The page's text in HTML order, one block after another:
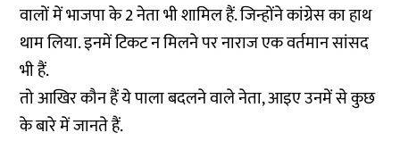
वालों में भाजपा के 2 नेता भी शामिल हैं. जिन्होंने कांग्रेस का हाथ
थाम लिया. इनमें टिकट न मिलने पर नाराज एक वर्तमान सांसद
भी हैं.
तो आखिर कौन हैं ये पाला बदलने वाले नेता, आइए उनमें से कुछ
के बारे में जानते हैं.